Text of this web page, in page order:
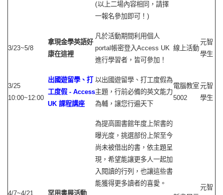
(以上二場內容相同，請擇
一報名參加即可！)
3/23~5/8
拿現金學英語好
康在這裡
凡於活動期間利用個人
portal 帳密登入Access UK
進行學習者，皆可參加！
線上活動
元智
學生
3/25
10:00~12:00
出國遊留學、打
工度假 - Access
UK 課程講座
以出國遊留學、打工度假為
主題，行前必備的英文能力
為輔，讓您行遍天下
電腦教室
5002
元智
學生
4/7~4/21 罕用書展活動
為提高圖書館年度上架書的
曝光度，挑選部份上架至今
尚未被借出的書，依主題呈
現，希望能讓更多人一起加
入閱讀的行列，也讓這些書
能獲得更多讀者的喜愛。
元智